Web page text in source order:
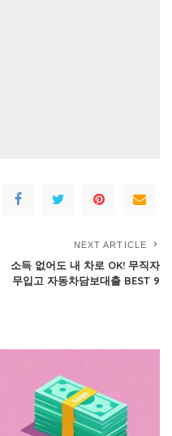
NEXT ARTICLE
소득 없어도 내 차로 OK! 무직자
무입고 자동차담보대출 BEST 9